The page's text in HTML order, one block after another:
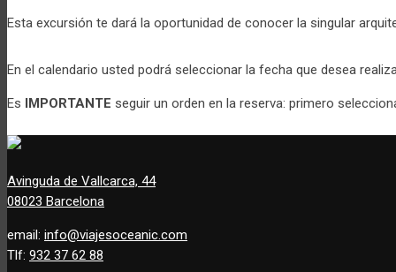
Esta excursión te dará la oportunidad de conocer la singular
En el calendario usted podrá seleccionar la fecha que desea
Es IMPORTANTE seguir un orden en la reserva: primero
Avinguda de Vallcarca, 44
08023 Barcelona
email: info@viajesoceanic.com
Tlf: 932 37 62 88